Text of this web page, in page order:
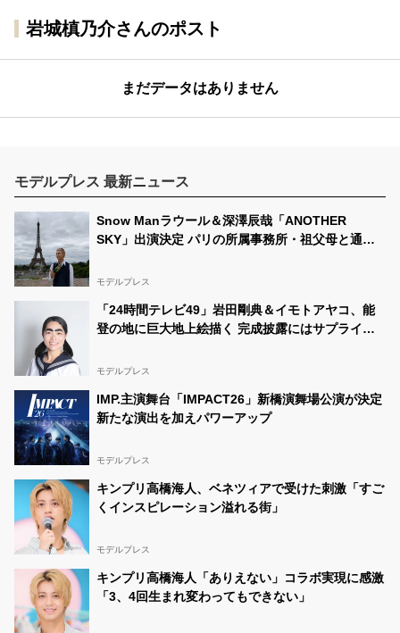
岩城槙乃介さんのポスト
まだデータはありません
モデルプレス 最新ニュース
Snow Manラウール＆深澤辰哉「ANOTHER
SKY」出演決定 パリの所属事務所・祖父母と通っ
モデルプレス
「24時間テレビ49」岩田剛典＆イモトアヤコ、能
登の地に巨大地上絵描く 完成披露にはサプライズ
モデルプレス
IMP.主演舞台「IMPACT26」新橋演舞場公演が決定
新たな演出を加えパワーアップ
モデルプレス
キンプリ高橋海人、ベネツィアで受けた刺激「すご
くインスピレーション溢れる街」
モデルプレス
キンプリ高橋海人「ありえない」コラボ実現に感激
「3、4回生まれ変わってもできない」